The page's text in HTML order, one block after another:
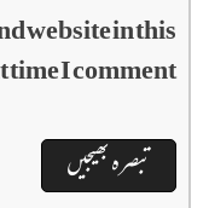
website in this
I comment.